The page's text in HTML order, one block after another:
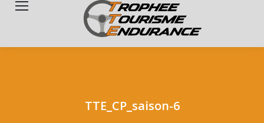
TTE_CP_saison-6